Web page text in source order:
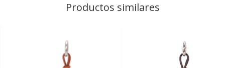
Productos similares